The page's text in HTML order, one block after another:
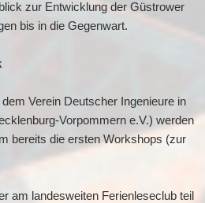
zur Entwicklung der Güstrower
bis in die Gegenwart.
Verein Deutscher Ingenieure in
Vorpommern e.V.) werden
bereits die ersten Workshops (zur
am landesweiten Ferienleseclub teil